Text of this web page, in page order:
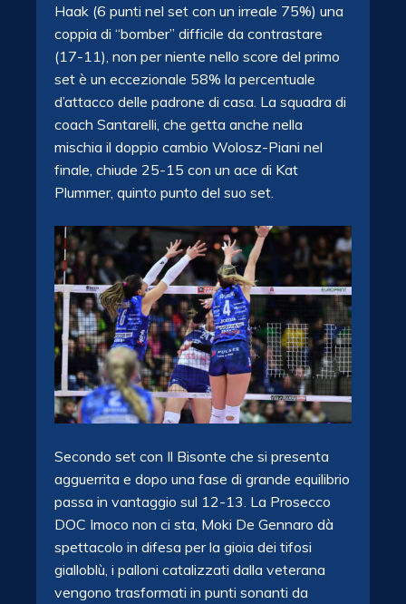
Haak (6 punti nel set con un irreale 75%) una
coppia di “bomber” difficile da contrastare
(17-11), non per niente nello score del primo
set è un eccezionale 58% la percentuale
d’attacco delle padrone di casa. La squadra di
coach Santarelli, che getta anche nella
mischia il doppio cambio Wolosz-Piani nel
finale, chiude 25-15 con un ace di Kat
Plummer, quinto punto del suo set.
Secondo set con Il Bisonte che si presenta
agguerrita e dopo una fase di grande equilibrio
passa in vantaggio sul 12-13. La Prosecco
DOC Imoco non ci sta, Moki De Gennaro dà
spettacolo in difesa per la gioia dei tifosi
gialloblù, i palloni catalizzati dalla veterana
vengono trasformati in punti sonanti da